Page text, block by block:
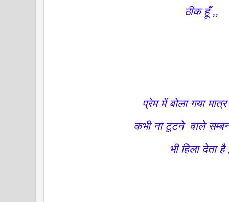
ठीक हूँ ,,
प्रेम में बोला गया
कभी ना टूटने वाले
भी हिला देता